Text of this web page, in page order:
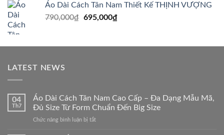
790,000₫.là:
695,000₫.
Áo Dài Cách Tân Nam Thiết Kế THỊNH VƯỢNG
790,000₫ Giá
790,000₫.
695,000₫Giá
là:
LATEST NEWS
04
Th7
Áo Dài Cách Tân Nam Cao Cấp – Đa Dạng Mẫu Mã,
Đủ Size Từ Form Chuẩn Đến Big Size
Chức năng bình luận bị tắtở